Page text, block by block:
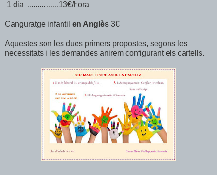
1 dia ................13€/hora
Canguratge infantil en Anglès 3€
Aquestes son les dues primers propostes, segons les
necessitats i les demandes anirem configurant els cartells.